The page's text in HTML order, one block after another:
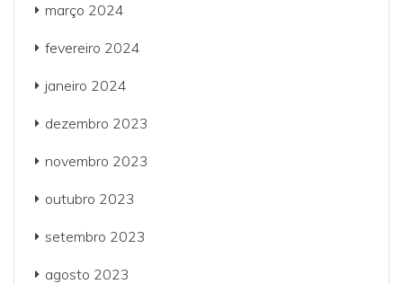
março 2024
fevereiro 2024
janeiro 2024
dezembro 2023
novembro 2023
outubro 2023
setembro 2023
agosto 2023